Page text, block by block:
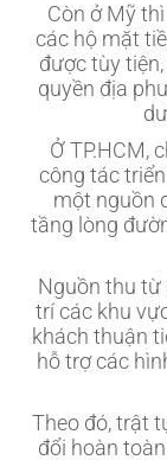
Còn ở Mỹ
các hộ mặt
được tùy
quyền địa
Ở TP.HCM,
công tác
một nguồn
tầng lòng
Nguồn thu từ
trí các khu
khách thuận
hỗ trợ các
Theo đó, trật
đổi hoàn